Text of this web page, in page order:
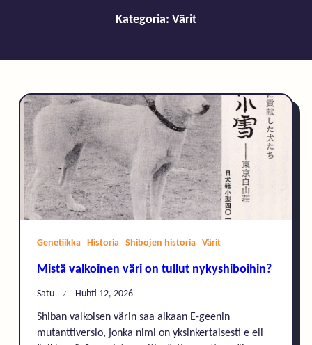
Kategoria: Värit
Genetiikka Historia Shibojen historia Värit
Mistä valkoinen väri on tullut nykyshiboihin?
Satu Huhti 12, 2026
Shiban valkoisen värin saa aikaan E-geenin
mutanttiversio, jonka nimi on yksinkertaisesti e eli